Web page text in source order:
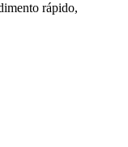
rápido,